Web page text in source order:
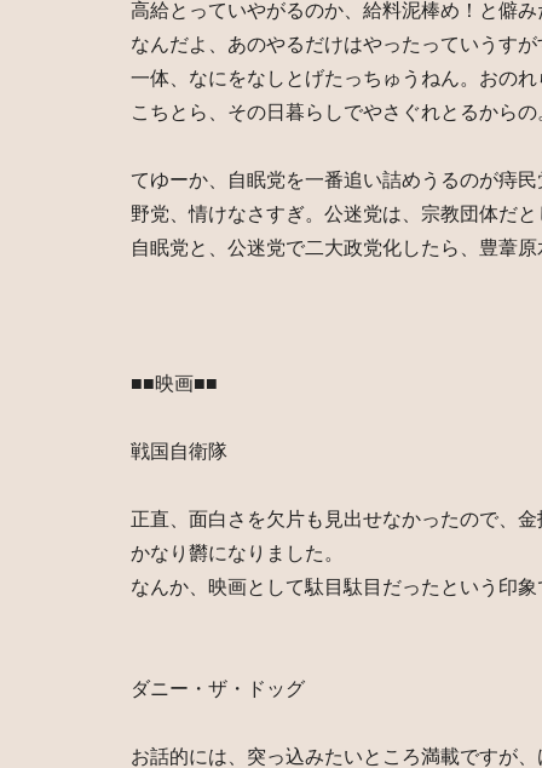
高給とっていやがるのか、給料泥棒め！と僻
なんだよ、あのやるだけはやったっていうす
一体、なにをなしとげたっちゅうねん。おのれ
こちとら、その日暮らしでやさぐれとるから
てゆーか、自眠党を一番追い詰めうるのが痔
野党、情けなさすぎ。公迷党は、宗教団体だ
自眠党と、公迷党で二大政党化したら、豊葦
■■映画■■
戦国自衛隊
正直、面白さを欠片も見出せなかったので、
かなり欝になりました。
なんか、映画として駄目駄目だったという印象
ダニー・ザ・ドッグ
お話的には、突っ込みたいところ満載ですが